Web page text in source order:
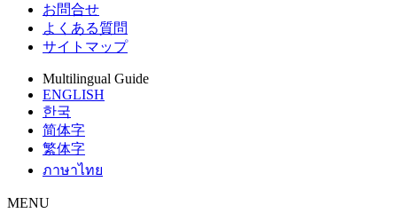
お問合せ
よくある質問
サイトマップ
Multilingual Guide
ENGLISH
한국
简体字
繁体字
ภาษาไทย
MENU